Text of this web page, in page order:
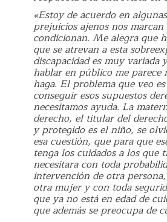
«Estoy de acuerdo en
prejuicios ajenos nos
condicionan. Me alegra que
que se atrevan a esta
discapacidad es muy variada
hablar en público me parece
haga. El problema que veo
conseguir esos supuestos
necesitamos ayuda. La
derecho, el titular del
y protegido es el niño, se
esa cuestión, que para que
tenga los cuidados a los que
necesitara con toda
intervención de otra
otra mujer y con toda
que ya no está en edad de
que además se preocupa de